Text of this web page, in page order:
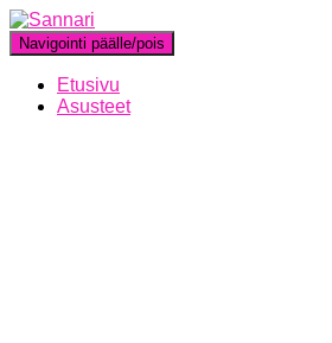
Navigointi päälle/pois
Etusivu
Asusteet